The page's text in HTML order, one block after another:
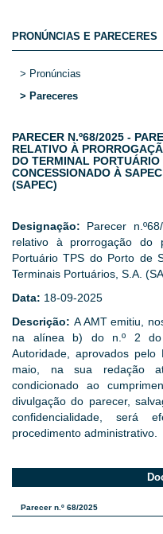
PRONÚNCIAS E PARECERES
> Pronúncias
> Pareceres
PARECER N.º68/2025 -
RELATIVO À
DO TERMINAL
CONCESSIONADO À
(SAPEC)
Designação: Parecer
relativo à prorrogação do
Portuário TPS do Porto de
Terminais Portuários, S.A.
Data: 18-09-2025
Descrição: A AMT emitiu,
na alínea b) do n.º 2 do
Autoridade, aprovados
maio, na sua redação
condicionado ao
divulgação do parecer,
confidencialidade, será
procedimento administrativo.
Parecer n.º 68/2025